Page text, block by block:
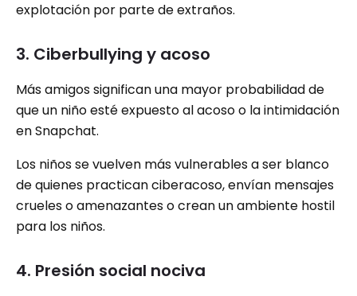
explotación por parte de extraños.
3. Ciberbullying y acoso
Más amigos significan una mayor probabilidad de
que un niño esté expuesto al acoso o la intimidación
en Snapchat.
Los niños se vuelven más vulnerables a ser blanco
de quienes practican ciberacoso, envían mensajes
crueles o amenazantes o crean un ambiente hostil
para los niños.
4. Presión social nociva